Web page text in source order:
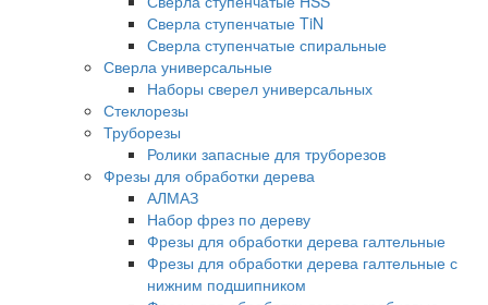
Сверла ступенчатые TiN
Сверла ступенчатые спиральные
Сверла универсальные
Наборы сверел универсальных
Стеклорезы
Труборезы
Ролики запасные для труборезов
Фрезы для обработки дерева
АЛМАЗ
Набор фрез по дереву
Фрезы для обработки дерева галтельные
Фрезы для обработки дерева галтельные с
нижним подшипником